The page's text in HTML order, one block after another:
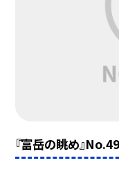
『富岳の眺め』